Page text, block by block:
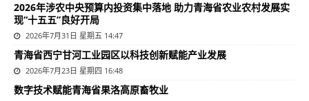
2026年涉农中央预算内投资集中落地 助力青海省农业农村发展实
现“十五五”良好开局
2026年7月31日 星期五 14:47
青海省西宁甘河工业园区以科技创新赋能产业发展
2026年7月23日 星期四 16:48
数字技术赋能青海省果洛高原畜牧业